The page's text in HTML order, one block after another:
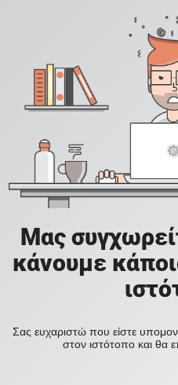
Μας
κάνουμε
Σας ευχαριστώ που είστε
στον ιστότοπο και θα